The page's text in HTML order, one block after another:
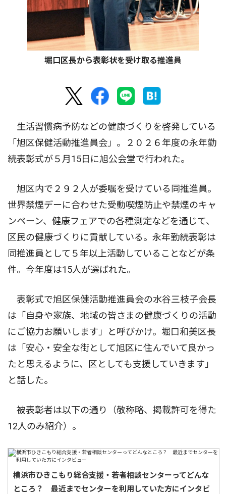
堀口区長から表彰状を受け取る推進員
生活習慣病予防などの健康づくりを啓発している
「旭区保健活動推進員会」。２０２６年度の永年勤
続表彰式が５月15日に旭公会堂で行われた。
旭区内で２９２人が委嘱を受けている同推進員。
世界禁煙デーに合わせた受動喫煙防止や禁煙のキャ
ンペーン、健康フェアでの各種測定などを通じて、
区民の健康づくりに貢献している。永年勤続表彰は
同推進員として５年以上活動していることなどが条
件。今年度は15人が選ばれた。
表彰式で旭区保健活動推進員会の水谷三枝子会長
は「自身や家族、地域の皆さまの健康づくりの活動
にご協力お願いします」と呼びかけ。堀口和美区長
は「安心・安全な街として旭区に住んでいて良かっ
たと思えるように、区としても支援していきます」
と話した。
被表彰者は以下の通り（敬称略、掲載許可を得た
12人のみ紹介）。
横浜市ひきこもり総合支援・若者相談センターってどんな
ところ？ 最近までセンターを利用していた方にインタビ